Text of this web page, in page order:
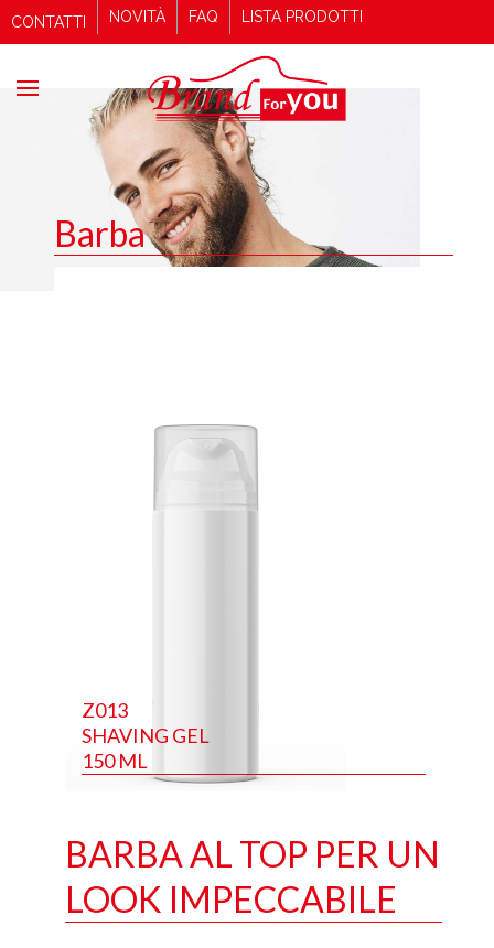
CONTATTI NOVITÀ FAQ LISTA PRODOTTI
Barba
Z013
SHAVING GEL
150 ML
BARBA AL TOP PER UN
LOOK IMPECCABILE